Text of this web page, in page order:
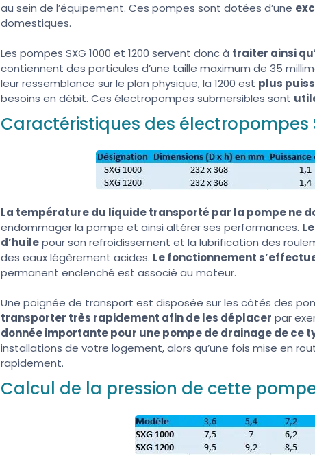
au sein de l’équipement. Ces pompes sont dotées d’une
domestiques.
Les pompes SXG 1000 et 1200 servent donc à traiter ainsi
contiennent des particules d’une taille maximum de 35
leur ressemblance sur le plan physique, la 1200 est plus
besoins en débit. Ces électropompes submersibles sont
Caractéristiques des électropompes
La température du liquide transporté par la pompe ne
endommager la pompe et ainsi altérer ses performances.
d’huilepour son refroidissement et la lubrification des
des eaux légèrement acides. Le fonctionnement
permanent enclenché est associé au moteur.
Une poignée de transport est disposée sur les côtés des
transporter très rapidement afin de les déplacer par
donnée importante pour une pompe de drainage de ce
installations de votre logement, alors qu’une fois mise en
rapidement.
Calcul de la pression de cette